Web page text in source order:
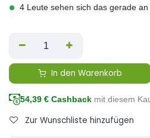
4 Leute sehen sich das gerade an
In den Warenkorb
54,39 € Cashback mit diesem
Zur Wunschliste hinzufügen